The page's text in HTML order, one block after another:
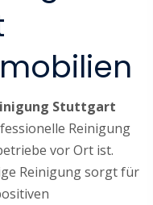
Stuttgart
Reinigung
vor Ort ist.
Reinigung sorgt für